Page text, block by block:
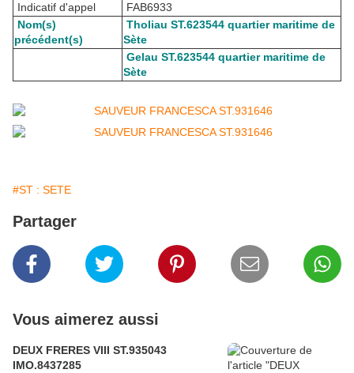
Indicatif d'appel
FAB6933
Nom(s)
précédent(s)
Tholiau ST.623544 quartier maritime de
Sète
Gelau ST.623544 quartier maritime de
Sète
#ST : SETE
Partager
Vous aimerez aussi
DEUX FRERES VIII ST.935043
IMO.8437285